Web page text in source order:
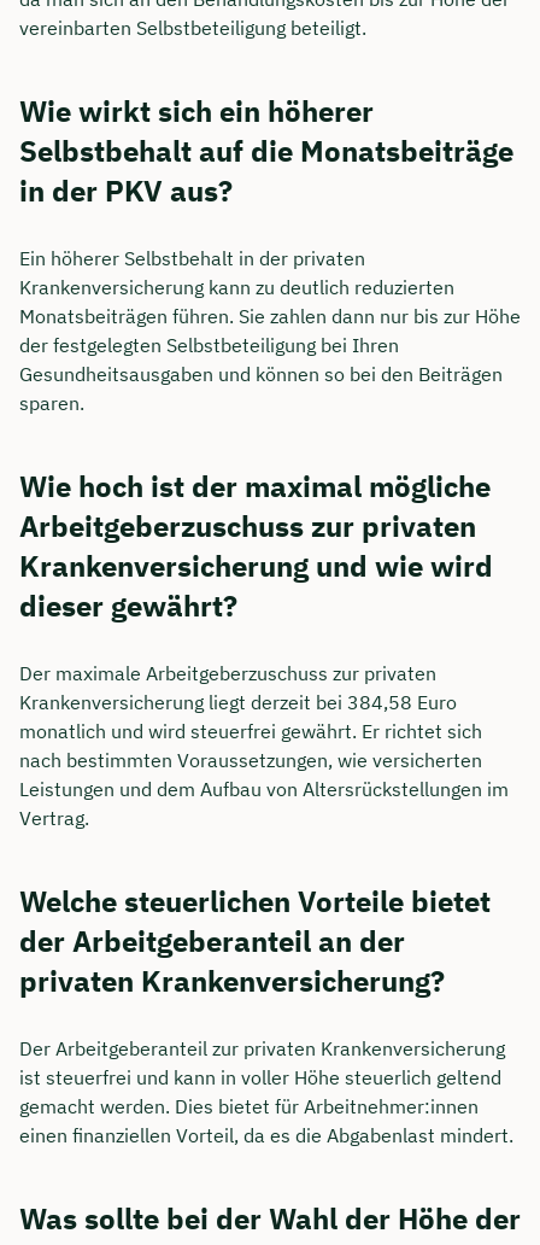
vereinbarten Selbstbeteiligung beteiligt.
Wie wirkt sich ein höherer
Selbstbehalt auf die Monatsbeiträge
in der PKV aus?
Ein höherer Selbstbehalt in der privaten
Krankenversicherung kann zu deutlich reduzierten
Monatsbeiträgen führen. Sie zahlen dann nur bis zur Höhe
der festgelegten Selbstbeteiligung bei Ihren
Gesundheitsausgaben und können so bei den Beiträgen
sparen.
Wie hoch ist der maximal mögliche
Arbeitgeberzuschuss zur privaten
Krankenversicherung und wie wird
dieser gewährt?
Der maximale Arbeitgeberzuschuss zur privaten
Krankenversicherung liegt derzeit bei 384,58 Euro
monatlich und wird steuerfrei gewährt. Er richtet sich
nach bestimmten Voraussetzungen, wie versicherten
Leistungen und dem Aufbau von Altersrückstellungen im
Vertrag.
Welche steuerlichen Vorteile bietet
der Arbeitgeberanteil an der
privaten Krankenversicherung?
Der Arbeitgeberanteil zur privaten Krankenversicherung
ist steuerfrei und kann in voller Höhe steuerlich geltend
gemacht werden. Dies bietet für Arbeitnehmer:innen
einen finanziellen Vorteil, da es die Abgabenlast mindert.
Was sollte bei der Wahl der Höhe der